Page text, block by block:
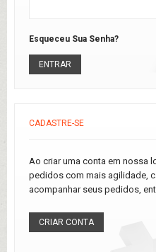
Esqueceu Sua Senha?
ENTRAR
CADASTRE-SE
Ao criar uma conta em nossa
pedidos com mais agilidade,
acompanhar seus pedidos,
CRIAR CONTA